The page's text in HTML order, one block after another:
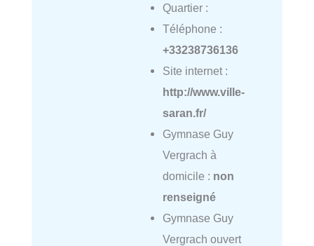
Quartier :
Téléphone :
+33238736136
Site internet :
http://www.ville-
saran.fr/
Gymnase Guy
Vergrach à
domicile : non
renseigné
Gymnase Guy
Vergrach ouvert